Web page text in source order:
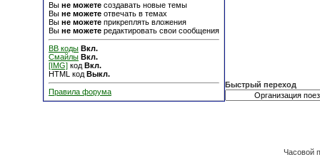
Вы не можете создавать новые темы
Вы не можете отвечать в темах
Вы не можете прикреплять вложения
Вы не можете редактировать свои сообщения
BB коды Вкл.
Смайлы Вкл.
[IMG] код Вкл.
HTML код Выкл.
Правила форума
Быстрый переход
Часовой